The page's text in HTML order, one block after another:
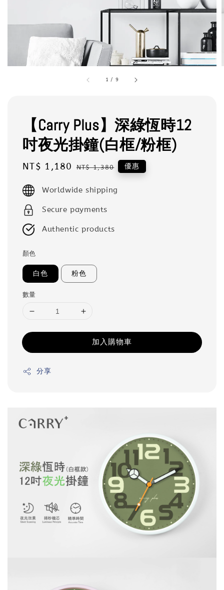
1 / 9
【Carry Plus】深綠恆時12
吋夜光掛鐘(白框/粉框)
Sale
NT$ 1,180 Regular
NT$ 1,380 優惠
Worldwide shipping
Secure payments
Authentic products
顏色
白色 粉色
數量
加入購物車
分享